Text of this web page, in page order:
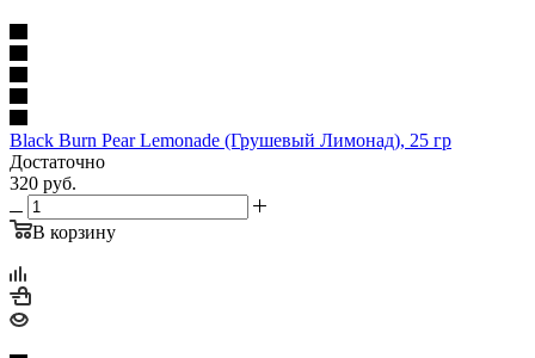
Black Burn Pear Lemonade (Грушевый Лимонад), 25 гр
Достаточно
320 руб.
В корзину